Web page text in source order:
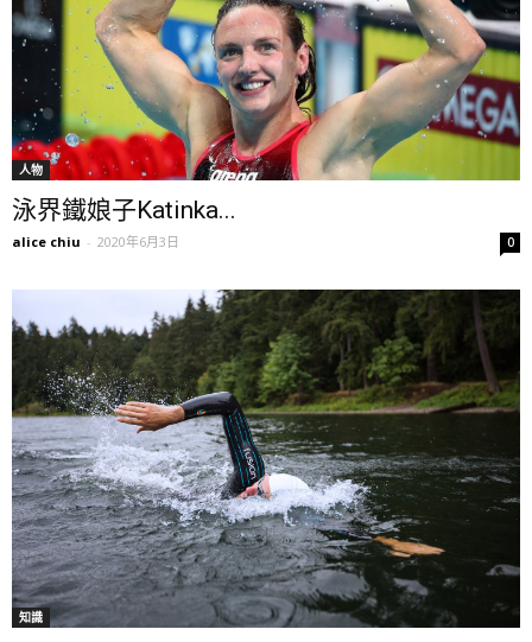
人物
泳界鐵娘子Katinka...
alice chiu - 2020年6月3日 0
知識